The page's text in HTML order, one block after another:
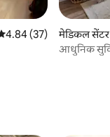
रेटिंग 5 में से 4.84, 37
4.84 (37)
मेडिकल सेंटर
आधुनिक